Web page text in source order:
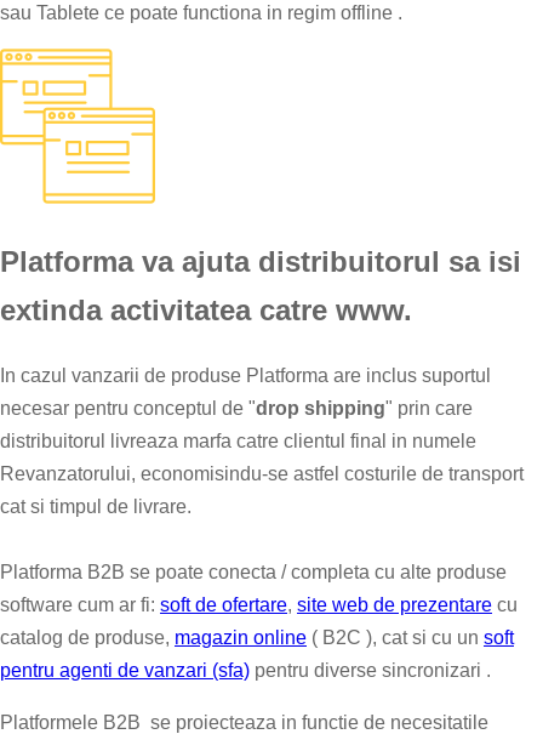
sau Tablete ce poate functiona in regim offline .
Platforma va ajuta distribuitorul sa isi
extinda activitatea catre www.
In cazul vanzarii de produse Platforma are inclus suportul
necesar pentru conceptul de "drop shipping" prin care
distribuitorul livreaza marfa catre clientul final in numele
Revanzatorului, economisindu-se astfel costurile de transport
cat si timpul de livrare.
Platforma B2B se poate conecta / completa cu alte produse
software cum ar fi: soft de ofertare, site web de prezentare cu
catalog de produse, magazin online ( B2C ), cat si cu un soft
pentru agenti de vanzari (sfa) pentru diverse sincronizari .
Platformele B2B se proiecteaza in functie de necesitatile